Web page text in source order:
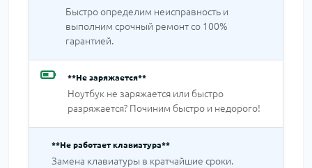
Быстро определим неисправность и
выполним срочный ремонт со 100%
гарантией.
**Не заряжается**
Ноутбук не заряжается или быстро
разряжается? Починим быстро и недорого!
**Не работает клавиатура**
Замена клавиатуры в кратчайшие сроки.